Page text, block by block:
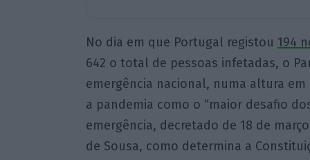
No dia em que Portugal registou 194
642 o total de pessoas infetadas, o
emergência nacional, numa altura
a pandemia como o “maior desafio
emergência, decretado de 18 de
de Sousa, como determina a